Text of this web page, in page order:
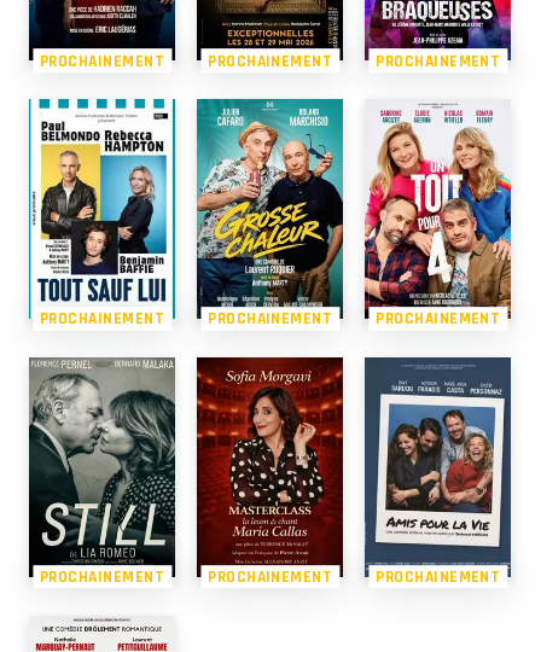
PROCHAINEMENT PROCHAINEMENT PROCHAINEMENT
PROCHAINEMENT PROCHAINEMENT PROCHAINEMENT
PROCHAINEMENT PROCHAINEMENT PROCHAINEMENT